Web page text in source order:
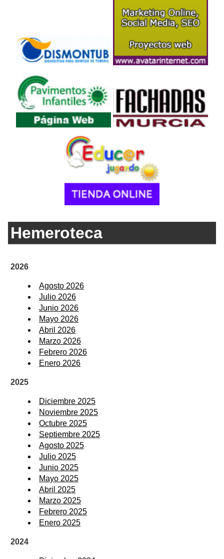
Hemeroteca
2026
Agosto 2026
Julio 2026
Junio 2026
Mayo 2026
Abril 2026
Marzo 2026
Febrero 2026
Enero 2026
2025
Diciembre 2025
Noviembre 2025
Octubre 2025
Septiembre 2025
Agosto 2025
Julio 2025
Junio 2025
Mayo 2025
Abril 2025
Marzo 2025
Febrero 2025
Enero 2025
2024